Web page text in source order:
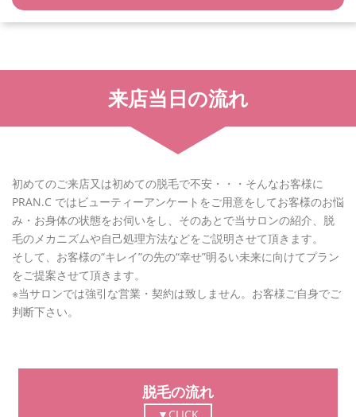
来店当日の流れ
初めてのご来店又は初めての脱毛で不安・・・そんなお客様に
PRAN.C ではビューティーアンケートをご用意をしてお客様のお悩
み・お身体の状態をお伺いをし、そのあとで当サロンの紹介、脱
毛のメカニズムや自己処理方法などをご説明させて頂きます。
そして、お客様の“キレイ”の先の“幸せ”明るい未来に向けてプラン
をご提案させて頂きます。
※当サロンでは強引な営業・契約は致しません。お客様ご自身でご
判断下さい。
脱毛の流れ